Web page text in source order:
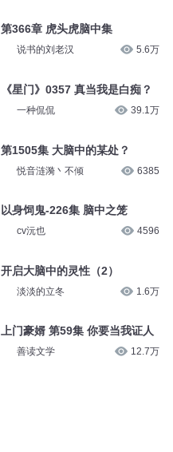
第366章 虎头虎脑中集
说书的刘老汉 5.6万
《星门》0357 真当我是白痴？
一种侃侃 39.1万
第1505集 大脑中的某处？
悦音涟漪丶不倾 6385
以身饲鬼-226集 脑中之笼
cv沅也 4596
开启大脑中的灵性（2）
淡淡的立冬 1.6万
上门豪婿 第59集 你要当我证人
善读文学 12.7万